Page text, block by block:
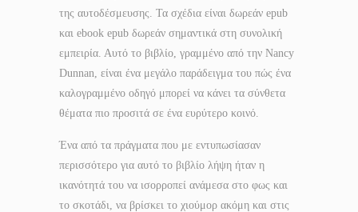
της αυτοδέσμευσης. Τα σχέδια είναι δωρεάν epub
και ebook epub δωρεάν σημαντικά στη συνολική
εμπειρία. Αυτό το βιβλίο, γραμμένο από την Nancy
Dunnan, είναι ένα μεγάλο παράδειγμα του πώς ένα
καλογραμμένο οδηγό μπορεί να κάνει τα σύνθετα
θέματα πιο προσιτά σε ένα ευρύτερο κοινό.
Ένα από τα πράγματα που με εντυπωσίασαν
περισσότερο για αυτό το βιβλίο λήψη ήταν η
ικανότητά του να ισορροπεί ανάμεσα στο φως και
το σκοτάδι, να βρίσκει το χιούμορ ακόμη και στις